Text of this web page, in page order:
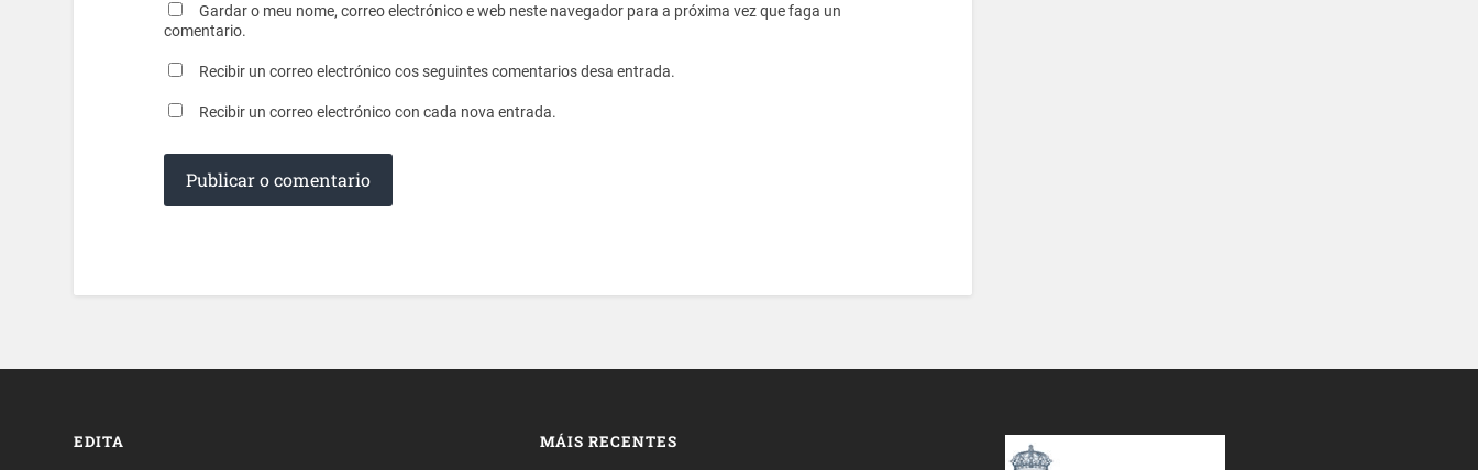
Gardar o meu nome, correo electrónico e web neste navegador para a próxima vez que faga un
comentario.
Recibir un correo electrónico cos seguintes comentarios desa entrada.
Recibir un correo electrónico con cada nova entrada.
EDITA MÁIS RECENTES